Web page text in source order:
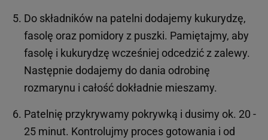
Do składników na patelni dodajemy kukurydzę,
fasolę oraz pomidory z puszki. Pamiętajmy, aby
fasolę i kukurydzę wcześniej odcedzić z zalewy.
Następnie dodajemy do dania odrobinę
rozmarynu i całość dokładnie mieszamy.
Patelnię przykrywamy pokrywką i dusimy ok. 20 -
25 minut. Kontrolujmy proces gotowania i od